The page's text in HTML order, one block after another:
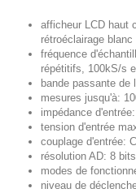
afficheur LCD haut
rétroéclairage blanc
fréquence
répétitifs, 100kS/s
bande passante de
mesures jusqu'à:
impédance
tension d'entrée
couplage d'entrée:
résolution AD: 8 bits
modes de
niveau de